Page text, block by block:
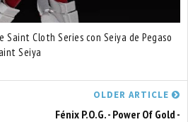
Saint Cloth Series con Seiya de Pegaso
Seiya
OLDER ARTICLE
Fénix P.O.G. - Power Of Gold -